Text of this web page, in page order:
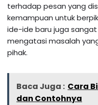
terhadap pesan yang
kemampuan untuk
ide-ide baru juga
mengatasi masalah
pihak.
Baca Juga : Cara
dan Contohnya